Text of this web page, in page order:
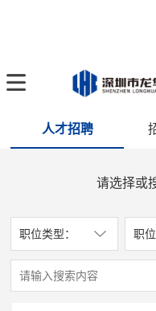
人才招聘
请选择或
职位类型： 职位